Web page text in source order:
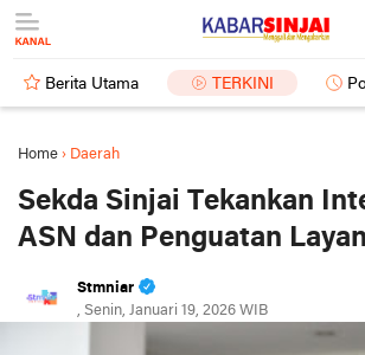
Berita Utama TERKINI
Home › Daerah
Sekda Sinjai Tekankan
ASN dan Penguatan
Stmniar
, Senin, Januari 19, 2026 WIB